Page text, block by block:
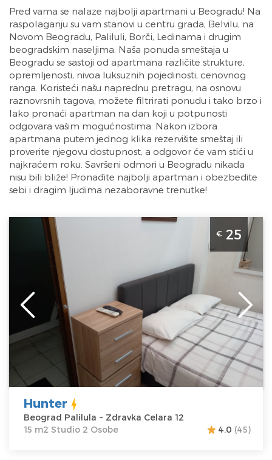
Pred vama se nalaze najbolji apartmani u Beogradu! Na
raspolaganju su vam stanovi u centru grada, Belvilu, na
Novom Beogradu, Paliluli, Borči, Ledinama i drugim
beogradskim naseljima. Naša ponuda smeštaja u
Beogradu se sastoji od apartmana različite strukture,
opremljenosti, nivoa luksuznih pojedinosti, cenovnog
ranga. Koristeći našu naprednu pretragu, na osnovu
raznovrsnih tagova, možete filtrirati ponudu i tako brzo i
lako pronaći apartman na dan koji u potpunosti
odgovara vašim mogućnostima. Nakon izbora
apartmana putem jednog klika rezervišite smeštaj ili
proverite njegovu dostupnost, a odgovor će vam stići u
najkraćem roku. Savršeni odmori u Beogradu nikada
nisu bili bliže! Pronađite najbolji apartman i obezbedite
sebi i dragim ljudima nezaboravne trenutke!
Studio Apartman Hunter Beograd Palilula Apartman
Hunter nalazi se nedaleko od Hale Pionir, predvidjen je
za 2 osobe
Beograd
Palilula
Adresa: Zdravka
Celara 12
Gosti:
Kvadratura :
m2
Struktura :
Studio
€ 25
Hunter
Beograd Palilula ~ Zdravka Celara 12
15 m2 Studio 2 Osobe
4.0 (45)